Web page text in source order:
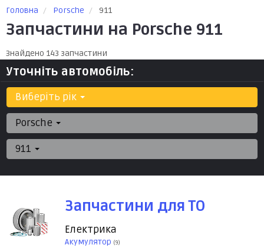
Головна Porsche 911
Запчастини на Porsche 911
Знайдено 143 запчастини
Уточніть автомобіль:
Виберіть рік
Porsche
911
Запчастини для ТО
Електрика
Акумулятор (9)